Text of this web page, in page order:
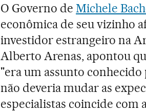
O Governo deMichele
econômica de seu vizinho
investidor estrangeiro na
Alberto Arenas, apontou
"era um assunto
não deveria mudar as
especialistas coincide com